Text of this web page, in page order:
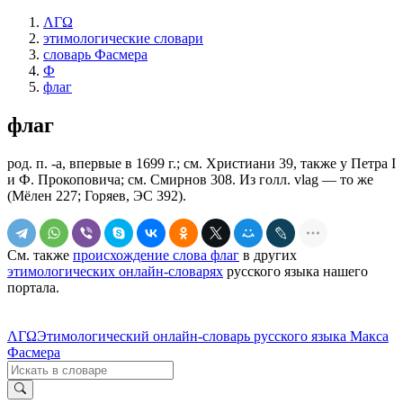
ΛΓΩ
этимологические словари
словарь Фасмера
Ф
флаг
флаг
род. п. -а, впервые в 1699 г.; см. Христиани 39, также у Петра I
и Ф. Прокоповича; см. Смирнов 308. Из голл. vlag — то же
(Мёлен 227; Горяев, ЭС 392).
См. также происхождение слова флаг в других
этимологических онлайн-словарях русского языка нашего
портала.
ΛΓΩЭтимологический онлайн-словарь русского языка Макса
Фасмера